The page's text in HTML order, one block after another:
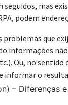
mas
podem
que
Ou, no
o